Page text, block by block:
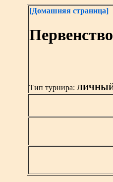
[Домашняя страница]
Тип турнира: